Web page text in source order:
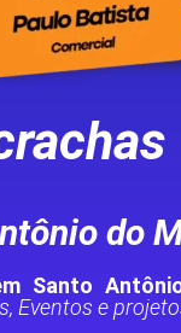
do
Santo
Eventos e